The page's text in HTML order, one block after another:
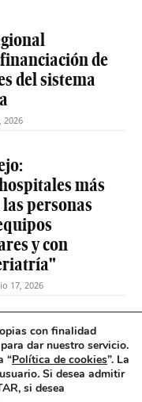
de
del sistema
2026
más
personas
y con
17, 2026
plazo de
estudiantes
uniendo a
en Madrid
con finalidad
dar nuestro servicio.
“Política de cookies”. La
. Si desea admitir
si desea